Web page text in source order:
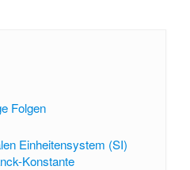
Folgen
Einheitensystem (SI)
Konstante